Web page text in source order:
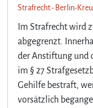
Strafrecht - Berlin-
Im Strafrecht wird
abgegrenzt.
der Anstiftung und
im § 27
Gehilfe bestraft,
vorsätzlich